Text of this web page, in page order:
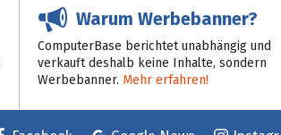
Warum Werbebanner?
ComputerBase berichtet unabhängig und
verkauft deshalb keine Inhalte, sondern
Werbebanner. Mehr erfahren!